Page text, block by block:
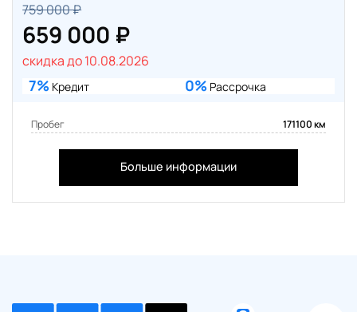
759 000 ₽
659 000 ₽
скидка до 10.08.2026
7% Кредит 0% Рассрочка
Пробег 171100 км
Больше информации